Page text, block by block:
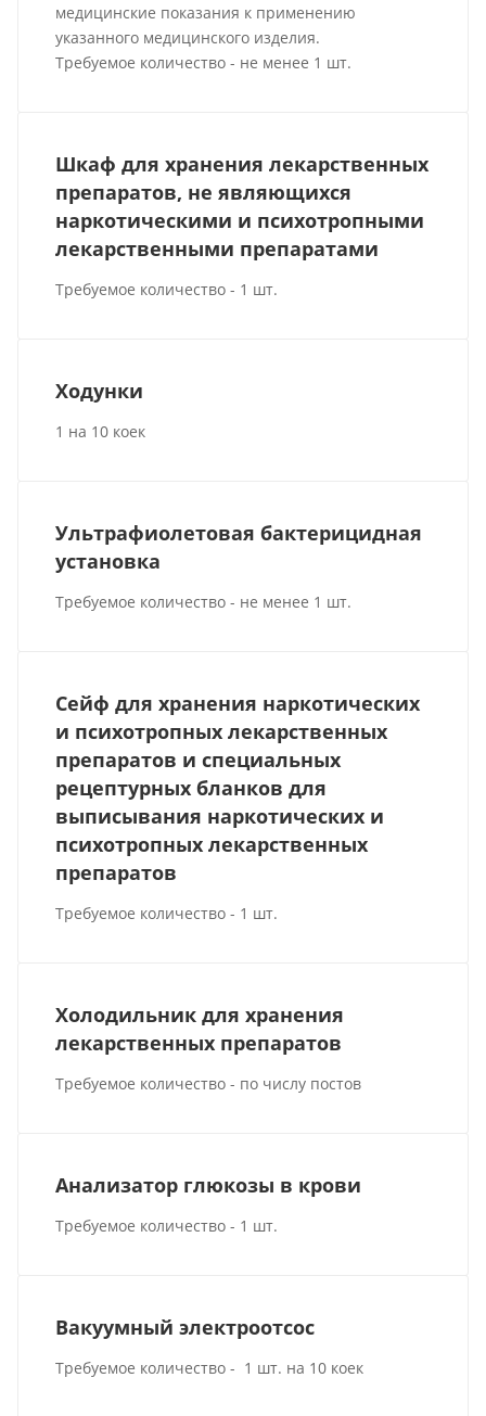
медицинские показания к применению
указанного медицинского изделия.
Требуемое количество - не менее 1 шт.
Шкаф для хранения лекарственных
препаратов, не являющихся
наркотическими и психотропными
лекарственными препаратами
Требуемое количество - 1 шт.
Ходунки
1 на 10 коек
Ультрафиолетовая бактерицидная
установка
Требуемое количество - не менее 1 шт.
Сейф для хранения наркотических
и психотропных лекарственных
препаратов и специальных
рецептурных бланков для
выписывания наркотических и
психотропных лекарственных
препаратов
Требуемое количество - 1 шт.
Холодильник для хранения
лекарственных препаратов
Требуемое количество - по числу постов
Анализатор глюкозы в крови
Требуемое количество - 1 шт.
Вакуумный электроотсос
Требуемое количество - 1 шт. на 10 коек